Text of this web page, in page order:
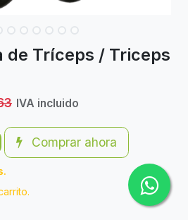
de Tríceps / Triceps
IVA incluido
Comprar ahora